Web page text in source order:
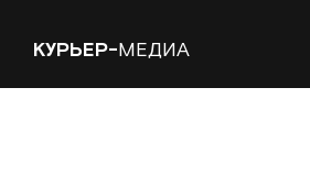
КУРЬЕР-МЕДИА